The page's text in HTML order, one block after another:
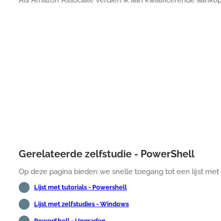
Gerelateerde zelfstudie - PowerShell
Op deze pagina bieden we snelle toegang tot een lijst
Lijst met tutorials - Powershell
Lijst met zelfstudies - Windows